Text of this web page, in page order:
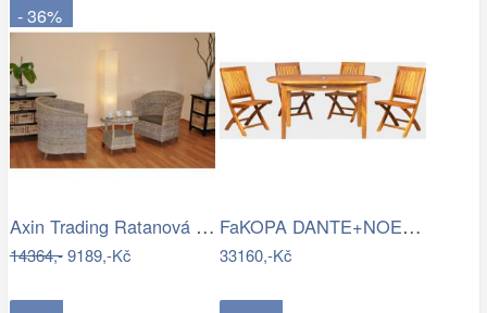
- 36%
Axin Trading Ratanová sedací souprava…
14364,-9189,-Kč
FaKOPA DANTE+NOEMI - balkonový set Mdum
33160,-Kč